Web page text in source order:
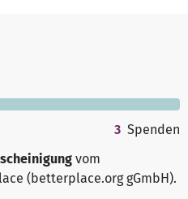
3 Spenden
vom
(betterplace.org gGmbH).